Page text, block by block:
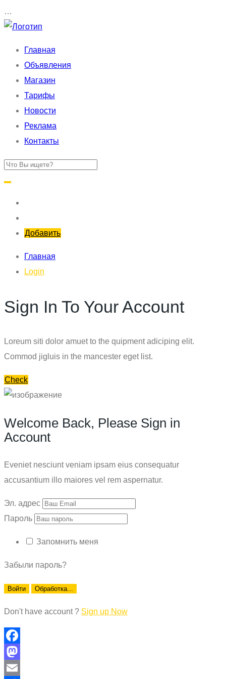
…
Главная
Объявления
Магазин
Тарифы
Новости
Реклама
Контакты
Добавить
Главная
Login
Sign In To Your Account
Loreum siti dolor amuet to the quipment adiciping elit.
Commod jigluis in the mancester eget list.
Check
Welcome Back, Please Sign in
Account
Eveniet nesciunt veniam ipsam eius consequatur
accusantium illo maiores vel rem aspernatur.
Эл. адрес
Пароль
Запомнить меня
Забыли пароль?
Войти Обработка...
Don't have account ? Sign up Now
Facebook
Mastodon